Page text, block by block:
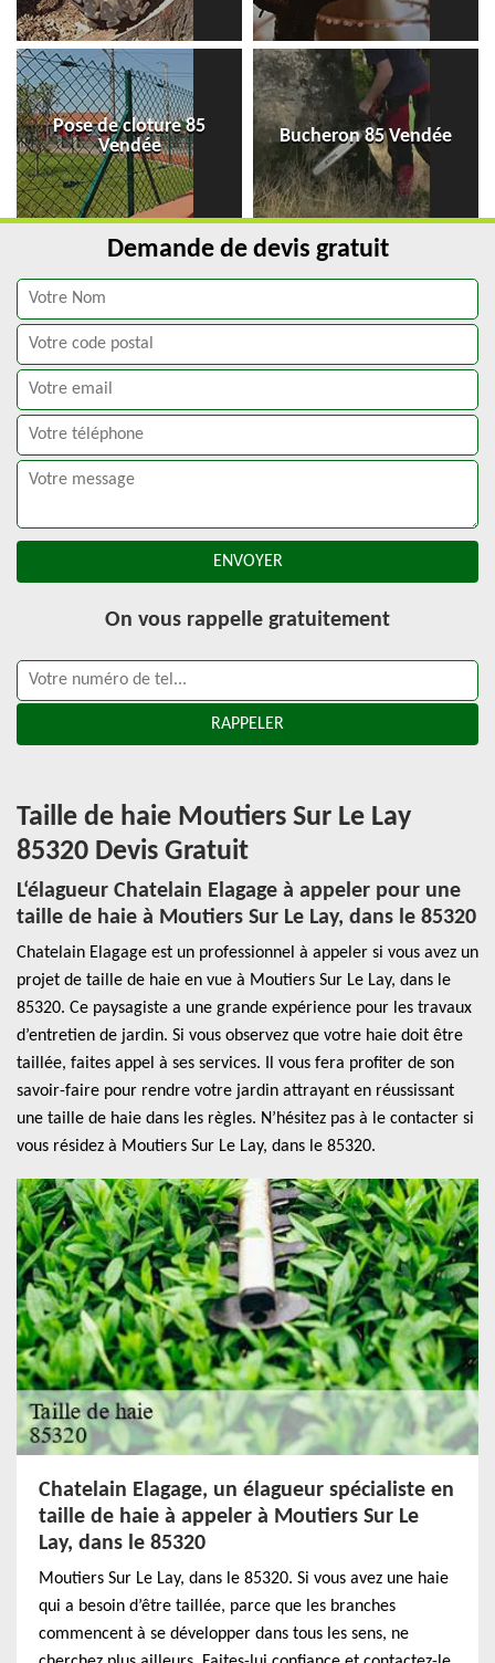
Pose de cloture 85
Vendée
Bucheron 85 Vendée
Demande de devis gratuit
On vous rappelle gratuitement
Taille de haie Moutiers Sur Le Lay
85320 Devis Gratuit
L‘élagueur Chatelain Elagage à appeler pour une
taille de haie à Moutiers Sur Le Lay, dans le 85320
Chatelain Elagage est un professionnel à appeler si vous avez un
projet de taille de haie en vue à Moutiers Sur Le Lay, dans le
85320. Ce paysagiste a une grande expérience pour les travaux
d’entretien de jardin. Si vous observez que votre haie doit être
taillée, faites appel à ses services. Il vous fera profiter de son
savoir-faire pour rendre votre jardin attrayant en réussissant
une taille de haie dans les règles. N’hésitez pas à le contacter si
vous résidez à Moutiers Sur Le Lay, dans le 85320.
Chatelain Elagage, un élagueur spécialiste en
taille de haie à appeler à Moutiers Sur Le
Lay, dans le 85320
Moutiers Sur Le Lay, dans le 85320. Si vous avez une haie
qui a besoin d’être taillée, parce que les branches
commencent à se développer dans tous les sens, ne